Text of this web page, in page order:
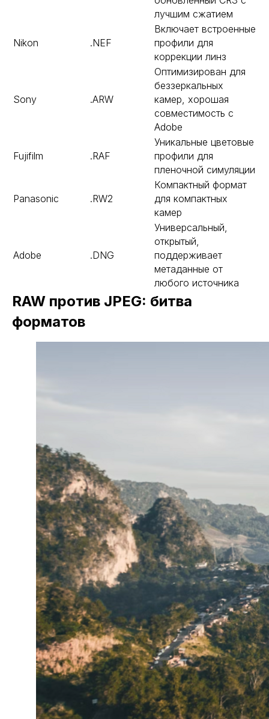
лучшим сжатием
Nikon .NEF
Включает встроенные
профили для
коррекции линз
Sony .ARW
Оптимизирован для
беззеркальных
камер, хорошая
совместимость с
Adobe
Fujifilm .RAF
Уникальные цветовые
профили для
пленочной симуляции
Panasonic .RW2
Компактный формат
для компактных
камер
Adobe .DNG
Универсальный,
открытый,
поддерживает
метаданные от
любого источника
RAW против JPEG: битва
форматов